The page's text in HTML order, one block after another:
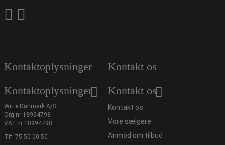
Kontaktoplysninger
Kontaktoplysninger
Witre Danmark A/S
Org.nr 18994798
VAT.nr 18994798
Tlf: 75 50 00 50
Kontakt os
Kontakt os
Kontakt os
Vore sælgere
Anmod om tilbud